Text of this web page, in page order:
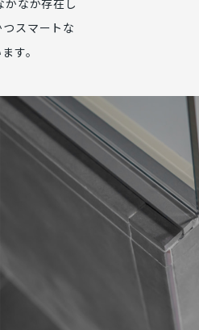
なか存在し
スマートな
す。